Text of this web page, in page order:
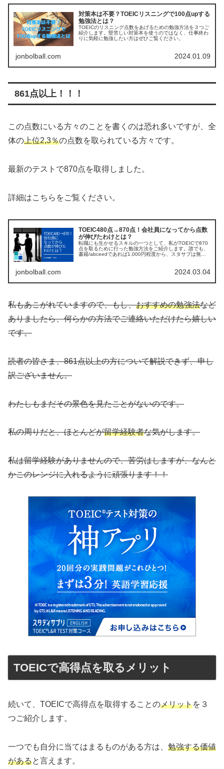
対策本は不要？TOEICリスニングで100点upする
勉強法とは？
TOEICのリスニング点数をあげるための勉強方法を３つご
紹介します。堅苦しい対策本を使うのではなく、仕事終わ
りに気軽に勉強したい方はぜひご覧ください。
jonbolball.com 2024.01.09
861点以上！！！
この点数にいる方々のことを書くのは恐れ多いですが、全
体の上位2,3％の点数を取られている方々です。
最新のテストで870点を取得しました。
詳細はこちらをご覧ください。
TOEIC480点→870点！会社員になってから点数
が伸びたわけとは？
転職にも生かせるスキルの一つとして、私がTOEICで870
点を取るために行った勉強方法をご紹介します。誰でも、
書籍/abceedであれば1,000円程度から、スタサプは無料
jonbolball.com 2024.03.04
私もあこがれていますので、もし、おすすめの勉強法など
ありましたら、何らかの方法でご連絡いただけたら嬉しい
です。
読者の皆さま、861点以上の方について解説できず、申し
訳ございません。
わたしもまだその景色を見たことがないのです。
私の周りだと、ほとんどが留学経験者な気がします。
私は留学経験がありませんので、苦労はしますが、なんと
かこのレンジに入れるように頑張ります！！
TOEICで高得点を取るメリット
続いて、TOEICで高得点を取得することのメリットを３
つご紹介します。
一つでも自分に当てはまるものがある方は、 勉強する価値
があると言えます。